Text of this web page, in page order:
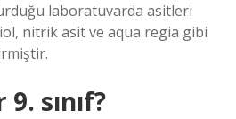
laboratuvarda asitleri
nitrik asit ve aqua regia gibi
sınıf?